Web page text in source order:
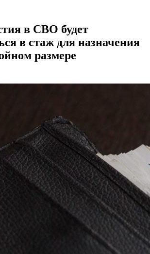
в СВО будет
в стаж для назначения
размере